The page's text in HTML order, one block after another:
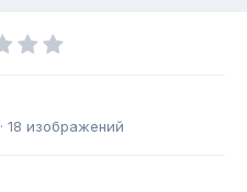
· 18 изображений